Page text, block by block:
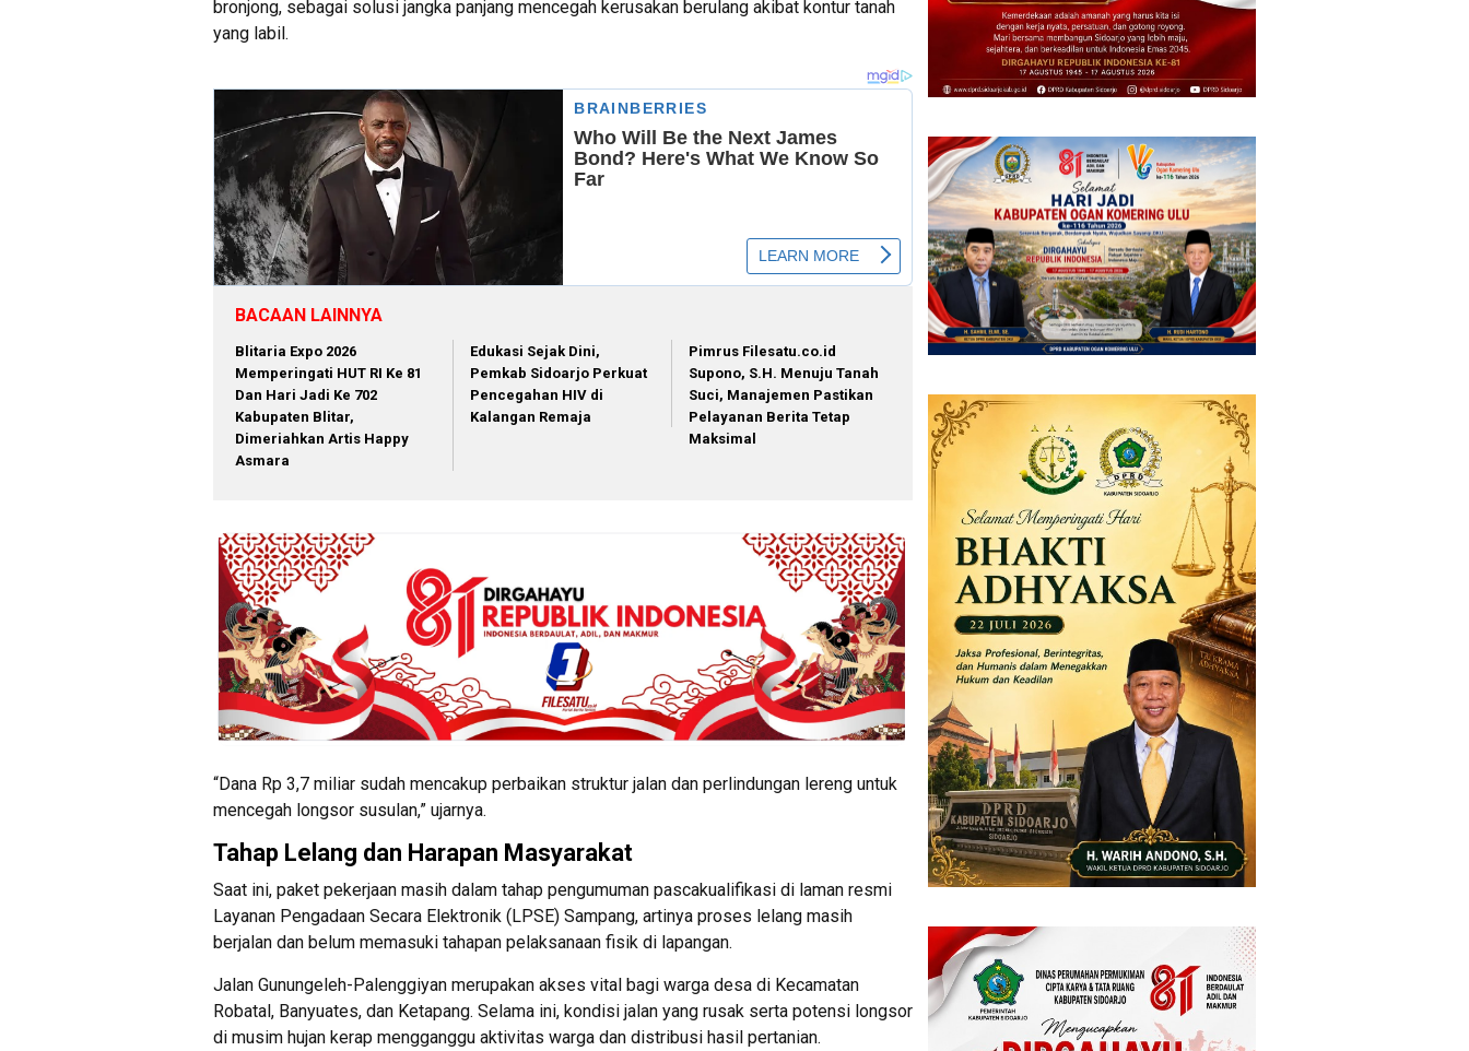
bronjong, sebagai solusi jangka panjang mencegah kerusakan berulang akibat kontur tanah
yang labil.
BACAAN LAINNYA
Blitaria Expo 2026
Memperingati HUT RI Ke 81
Dan Hari Jadi Ke 702
Kabupaten Blitar,
Dimeriahkan Artis Happy
Asmara
Edukasi Sejak Dini,
Pemkab Sidoarjo Perkuat
Pencegahan HIV di
Kalangan Remaja
Pimrus Filesatu.co.id
Supono, S.H. Menuju Tanah
Suci, Manajemen Pastikan
Pelayanan Berita Tetap
Maksimal
“Dana Rp 3,7 miliar sudah mencakup perbaikan struktur jalan dan perlindungan lereng untuk
mencegah longsor susulan,” ujarnya.
Tahap Lelang dan Harapan Masyarakat
Saat ini, paket pekerjaan masih dalam tahap pengumuman pascakualifikasi di laman resmi
Layanan Pengadaan Secara Elektronik (LPSE) Sampang, artinya proses lelang masih
berjalan dan belum memasuki tahapan pelaksanaan fisik di lapangan.
Jalan Gunungeleh-Palenggiyan merupakan akses vital bagi warga desa di Kecamatan
Robatal, Banyuates, dan Ketapang. Selama ini, kondisi jalan yang rusak serta potensi longsor
di musim hujan kerap mengganggu aktivitas warga dan distribusi hasil pertanian.